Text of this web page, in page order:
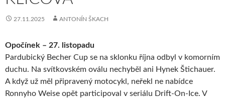
27.11.2025 ANTONÍN ŠKACH
Opočínek – 27. listopadu
Pardubický Becher Cup se na sklonku října odbyl v komorním
duchu. Na svítkovském oválu nechyběl ani Hynek Štichauer.
A když už měl připravený motocykl, neřekl ne nabídce
Ronnyho Weise opět participoval v seriálu Drift-On-Ice. V